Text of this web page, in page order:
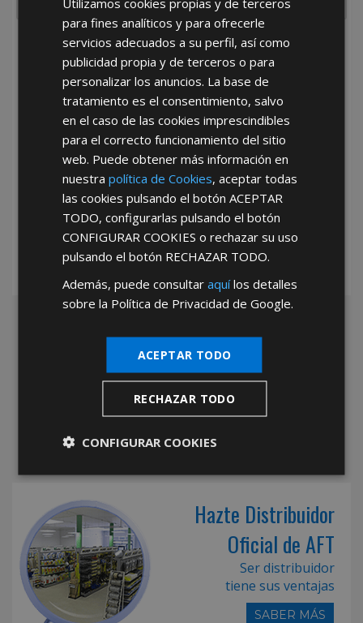
He leído y acepto la Política de Privacidad
*Abstenerse particulares, sólo venta a tiendas y empresas minoristas y
Hazte Distribuidor
Oficial de AFT
Ser distribuidor
tiene sus ventajas
SABER MÁS
para fines analíticos y para ofrecerle
servicios adecuados a su perfil, así como
publicidad propia y de terceros o para
personalizar los anuncios. La base de
tratamiento es el consentimiento, salvo
en el caso de las cookies imprescindibles
para el correcto funcionamiento del sitio
web. Puede obtener más información en
nuestrapolítica de Cookies, aceptar todas
las cookies pulsando el botónACEPTAR
TODO, configurarlas pulsando el botón
CONFIGURAR COOKIES o rechazar su uso
pulsando el botón RECHAZAR TODO.
Además, puede consultaraquílos detalles
sobre la Política de Privacidad de Google.
ACEPTAR TODO
RECHAZAR TODO
CONFIGURAR COOKIES